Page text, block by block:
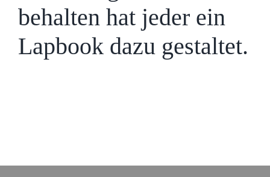
behalten hat jeder ein
Lapbook dazu gestaltet.